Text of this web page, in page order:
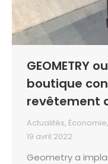
GEOMETRY
boutique
revêtement
Actualités, Économie,
19 avril 2022
Geometry a